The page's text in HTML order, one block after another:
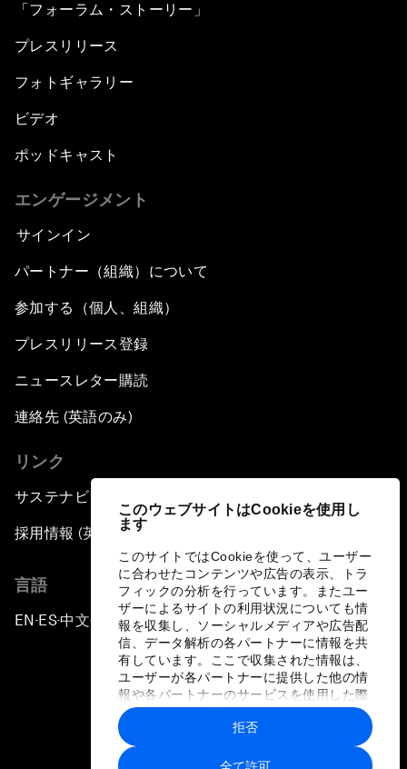
このウェブサイトはCookieを使用し
ます
このサイトではCookieを使って、ユーザー
に合わせたコンテンツや広告の表示、トラ
フィックの分析を行っています。またユー
ザーによるサイトの利用状況についても情
報を収集し、ソーシャルメディアや広告配
信、データ解析の各パートナーに情報を共
有しています。ここで収集された情報は、
ユーザーが各パートナーに提供した他の情
報や各パートナーのサービスを使用した際
に収集された情報と組み合わされ、各パー
トナーによって使用されることがありま
す。
全て許可
拒否
「フォーラム・ストーリー」
プレスリリース
フォトギャラリー
ビデオ
ポッドキャスト
エンゲージメント
サインイン
パートナー（組織）について
参加する（個人、組織）
プレスリリース登録
ニュースレター購読
連絡先 (英語のみ)
リンク
サステナビリティへの取り組み
採用情報 (英語のみ)
言語
EN ▪ES▪中文▪ 日本語
プライバシーポリシーと利用規約